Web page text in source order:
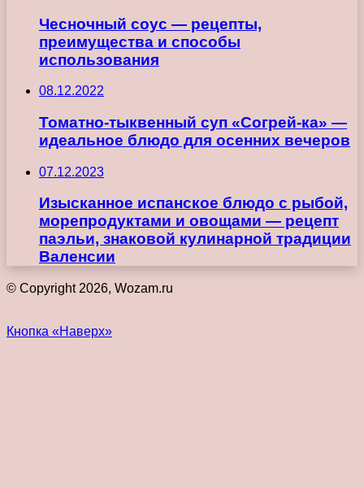
Чесночный соус — рецепты,
преимущества и способы
использования
08.12.2022
Томатно-тыквенный суп «Согрей-ка» —
идеальное блюдо для осенних вечеров
07.12.2023
Изысканное испанское блюдо с рыбой,
морепродуктами и овощами — рецепт
паэльи, знаковой кулинарной традиции
Валенсии
© Copyright 2026, Wozam.ru
Кнопка «Наверх»